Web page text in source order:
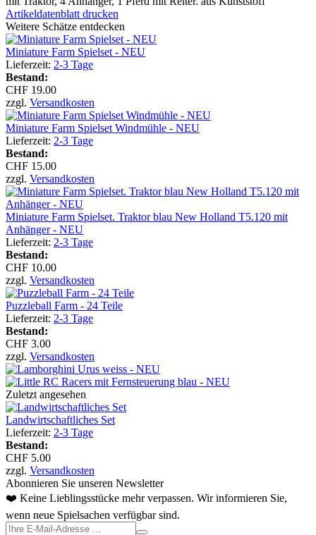
Artikeldatenblatt drucken
Weitere Schätze entdecken
Miniature Farm Spielset - NEU
Lieferzeit: 2-3 Tage
Bestand:
CHF 19.00
zzgl. Versandkosten
Miniature Farm Spielset Windmühle - NEU
Lieferzeit: 2-3 Tage
Bestand:
CHF 15.00
zzgl. Versandkosten
Miniature Farm Spielset. Traktor blau New Holland T5.120 mit
Anhänger - NEU
Lieferzeit: 2-3 Tage
Bestand:
CHF 10.00
zzgl. Versandkosten
Puzzleball Farm - 24 Teile
Lieferzeit: 2-3 Tage
Bestand:
CHF 3.00
zzgl. Versandkosten
Zuletzt angesehen
Landwirtschaftliches Set
Lieferzeit: 2-3 Tage
Bestand:
CHF 5.00
zzgl. Versandkosten
Abonnieren Sie unseren Newsletter
❤️ Keine Lieblingsstücke mehr verpassen. Wir informieren Sie,
wenn neue Spielsachen verfügbar sind.